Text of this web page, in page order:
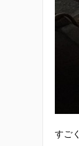
すごく